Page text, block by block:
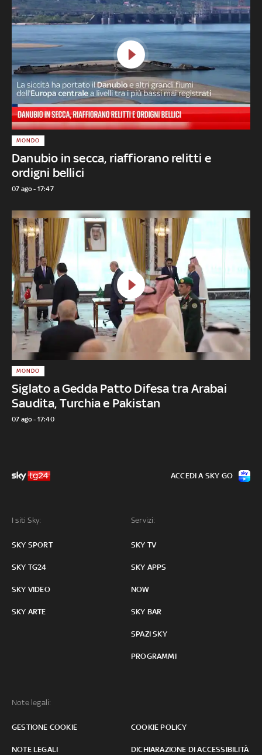
Danubio in secca, riaffiorano relitti e
ordigni bellici
MONDO
07 ago - 17:47
Siglato a Gedda Patto Difesa tra Arabai
Saudita, Turchia e Pakistan
MONDO
07 ago - 17:40
I siti Sky:
SKY SPORT
SKY TG24
SKY VIDEO
SKY ARTE
Servizi:
SKY TV
SKY APPS
NOW
SKY BAR
SPAZI SKY
PROGRAMMI
Note legali:
GESTIONE COOKIE COOKIE POLICY
NOTE LEGALI DICHIARAZIONE DI ACCESSIBILITÀ
ACCEDI A SKY GO